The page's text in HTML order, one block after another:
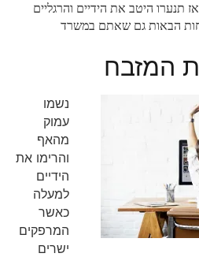
תנערו היטב את הידיים והרגליים
המזבח
נשמו
עמוק
מהאף
והרימו את
הידיים
למעלה
כאשר
המרפקים
ישרים